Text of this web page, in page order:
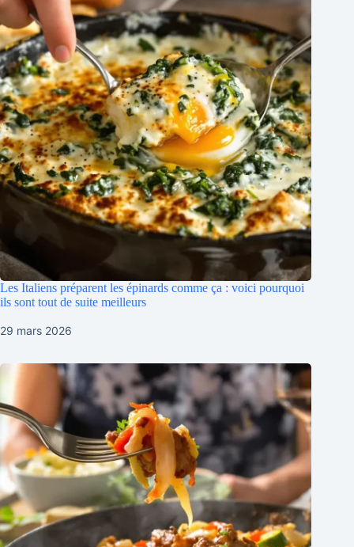
Les Italiens préparent les épinards comme ça : voici pourquoi
ils sont tout de suite meilleurs
29 mars 2026